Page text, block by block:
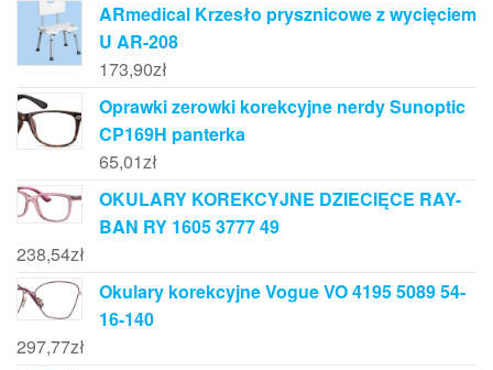
ARmedical Krzesło prysznicowe z wycięciem
U AR-208
173,90zł
Oprawki zerowki korekcyjne nerdy Sunoptic
CP169H panterka
65,01zł
OKULARY KOREKCYJNE DZIECIĘCE RAY-
BAN RY 1605 3777 49
238,54zł
Okulary korekcyjne Vogue VO 4195 5089 54-
16-140
297,77zł